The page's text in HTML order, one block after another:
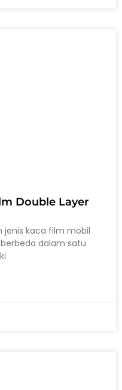
Double Layer
jenis kaca film mobil
dalam satu